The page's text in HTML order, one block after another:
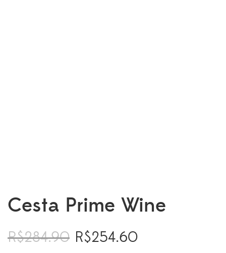
Cesta Prime Wine
R$284.90
O
R$254.60O